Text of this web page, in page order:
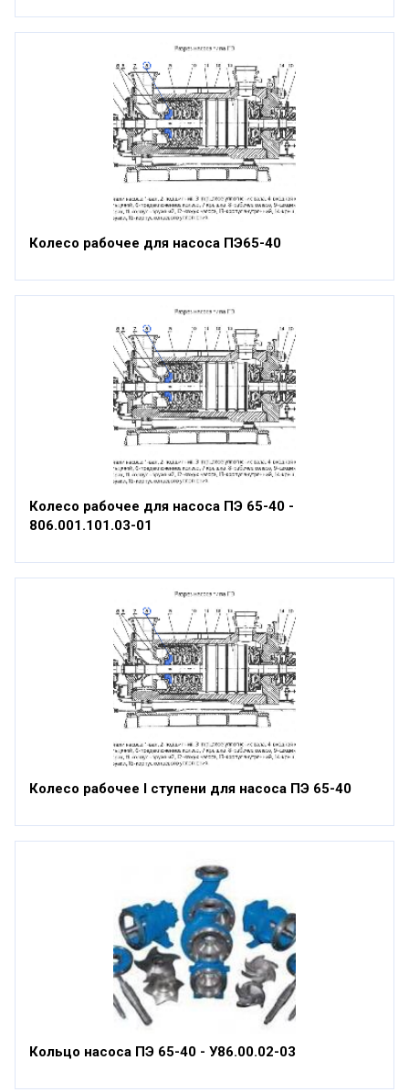
Колесо рабочее для насоса ПЭ65-40
Колесо рабочее для насоса ПЭ 65-40 -
806.001.101.03-01
Колесо рабочее I ступени для насоса ПЭ 65-40
Кольцо насоса ПЭ 65-40 - У86.00.02-03